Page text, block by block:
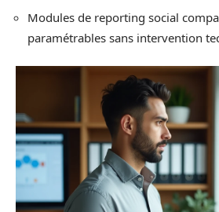
Modules de reporting social
paramétrables sans intervention